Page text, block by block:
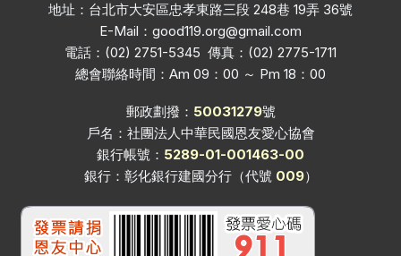
地址：台北市大安區忠孝東路三段 248巷 19弄 36號
E-Mail： good119.org@gmail.com
電話：(02) 2751-5345 傳真：(02) 2775-1711
總會聯絡時間：Am 09：00 ～ Pm 18：00
郵政劃撥： 50031279號
戶名：社團法人中華民國恩友愛心協會
銀行帳號： 5289-01-001463-00
銀行：彰化銀行建國分行（代號 009）